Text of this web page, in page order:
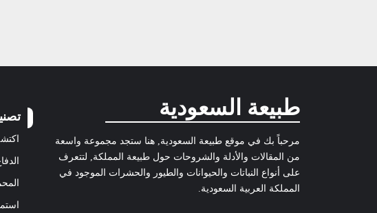
طبيعة السعودية
مرحباً بك في موقع طبيعة السعودية, هنا ستجد مجموعة واسعة
من المقالات والأدلة والشروحات حول طبيعة المملكة, لتتعرف
على أنواع النباتات والحيوانات والطيور والحشرات الموجود في
المملكة العربية السعودية.